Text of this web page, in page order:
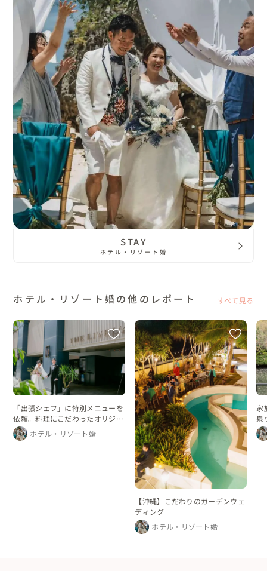
STAY
ホテル・リゾート婚
ホテル・リゾート婚の他のレポート すべて見る
「出張シェフ」に特別メニューを
依頼。料理にこだわったオリジナ
ルウエディング
ホテル・リゾート婚
【沖縄】こだわりのガーデンウェ
ディング
ホテル・リゾート婚
家
泉